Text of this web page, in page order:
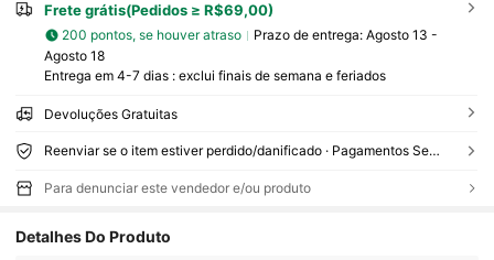
Frete grátis(Pedidos ≥ R$69,00)
200 pontos, se houver atraso Prazo de entrega: Agosto 13 -
Agosto 18
Entrega em 4-7 dias : exclui finais de semana e feriados
Devoluções Gratuitas
Reenviar se o item estiver perdido/danificado · Pagamentos Seguros · Proteção de privacidade
Para denunciar este vendedor e/ou produto
Detalhes Do Produto
4,89 3.9K Seguidores